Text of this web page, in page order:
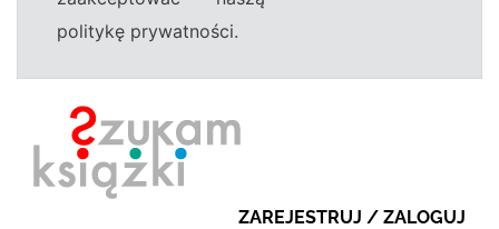
politykę prywatności.
ZAREJESTRUJ / ZALOGUJ